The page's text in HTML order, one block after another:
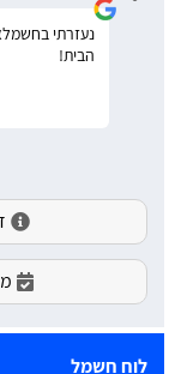
נעזרתי
הבית!
לוח חשמל